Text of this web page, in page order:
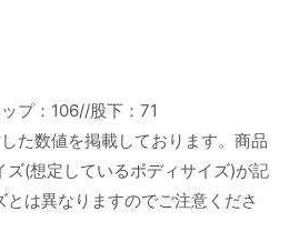
プ：106//股下：71
た数値を掲載しております。商品
ズ(想定しているボディサイズ)が記
は異なりますのでご注意くださ